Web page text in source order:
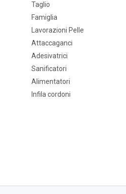
Taglio
Famiglia
Lavorazioni Pelle
Attaccaganci
Adesivatrici
Sanificatori
Alimentatori
Infila cordoni